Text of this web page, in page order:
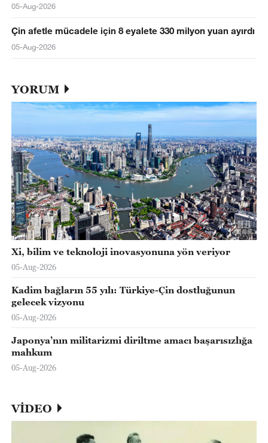
05-Aug-2026
Çin afetle mücadele için 8 eyalete 330 milyon yuan ayırdı
05-Aug-2026
YORUM
Xi, bilim ve teknoloji inovasyonuna yön veriyor
05-Aug-2026
Kadim bağların 55 yılı: Türkiye-Çin dostluğunun
gelecek vizyonu
05-Aug-2026
Japonya’nın militarizmi diriltme amacı başarısızlığa
mahkum
05-Aug-2026
VİDEO